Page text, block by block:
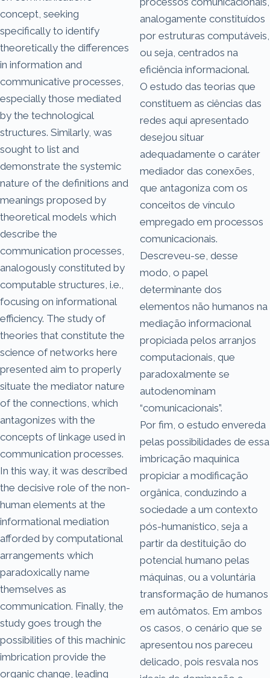
concept, seeking
specifically to identify
theoretically the differences
in information and
communicative processes,
especially those mediated
by the technological
structures. Similarly, was
sought to list and
demonstrate the systemic
nature of the definitions and
meanings proposed by
theoretical models which
describe the
communication processes,
analogously constituted by
computable structures, i.e.,
focusing on informational
efficiency. The study of
theories that constitute the
science of networks here
presented aim to properly
situate the mediator nature
of the connections, which
antagonizes with the
concepts of linkage used in
communication processes.
In this way, it was described
the decisive role of the non-
human elements at the
informational mediation
afforded by computational
arrangements which
paradoxically name
themselves as
communication. Finally, the
study goes trough the
possibilities of this machinic
imbrication provide the
organic change, leading
analogamente constituídos
por estruturas computáveis,
ou seja, centrados na
eficiência informacional.
O estudo das teorias que
constituem as ciências das
redes aqui apresentado
desejou situar
adequadamente o caráter
mediador das conexões,
que antagoniza com os
conceitos de vínculo
empregado em processos
comunicacionais.
Descreveu-se, desse
modo, o papel
determinante dos
elementos não humanos na
mediação informacional
propiciada pelos arranjos
computacionais, que
paradoxalmente se
autodenominam
“comunicacionais”.
Por fim, o estudo envereda
pelas possibilidades de essa
imbricação maquínica
propiciar a modificação
orgânica, conduzindo a
sociedade a um contexto
pós-humanístico, seja a
partir da destituição do
potencial humano pelas
máquinas, ou a voluntária
transformação de humanos
em autômatos. Em ambos
os casos, o cenário que se
apresentou nos pareceu
delicado, pois resvala nos